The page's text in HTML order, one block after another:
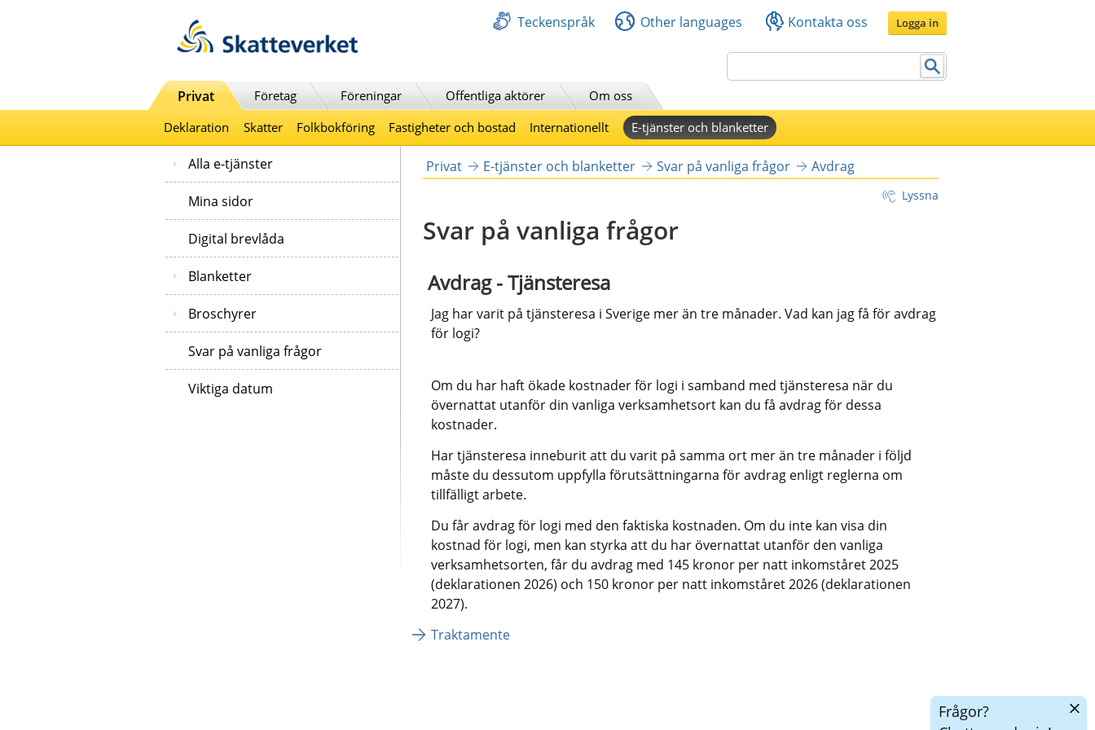
Teckenspråk Other languages Kontakta oss Logga in
Privat Företag Föreningar Offentliga aktörer
Om oss
Deklaration
Skatter Folkbokföring Fastigheter och bostad Internationellt E-tjänster och blanketter
Alla e-tjänster
Mina sidor
Digital brevlåda
Blanketter
Broschyrer
Svar på vanliga frågor
Viktiga datum
Privat E-tjänster och blanketter Svar på vanliga frågor Avdrag
Lyssna
Svar på vanliga frågor
Avdrag - Tjänsteresa
Jag har varit på tjänsteresa i Sverige mer än tre månader. Vad kan jag få för avdrag
för logi?
Om du har haft ökade kostnader för logi i samband med tjänsteresa när du
övernattat utanför din vanliga verksamhetsort kan du få avdrag för dessa
kostnader.
Har tjänsteresa inneburit att du varit på samma ort mer än tre månader i följd
måste du dessutom uppfylla förutsättningarna för avdrag enligt reglerna om
tillfälligt arbete.
Du får avdrag för logi med den faktiska kostnaden. Om du inte kan visa din
kostnad för logi, men kan styrka att du har övernattat utanför den vanliga
verksamhetsorten, får du avdrag med 145 kronor per natt inkomståret 2025
(deklarationen 2026) och 150 kronor per natt inkomståret 2026 (deklarationen
2027).
Traktamente
Frågor?
Dölj